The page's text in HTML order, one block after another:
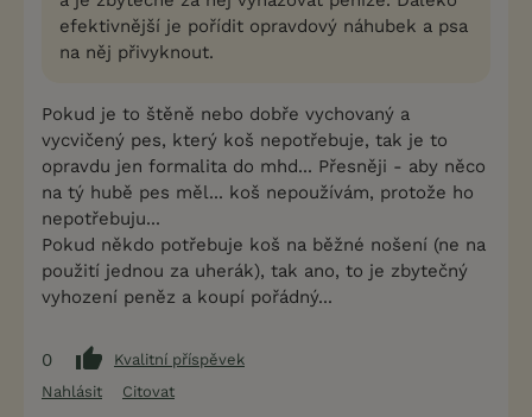
efektivnější je pořídit opravdový náhubek a psa
na něj přivyknout.
Pokud je to štěně nebo dobře vychovaný a
vycvičený pes, který koš nepotřebuje, tak je to
opravdu jen formalita do mhd... Přesněji - aby něco
na tý hubě pes měl... koš nepoužívám, protože ho
nepotřebuju...
Pokud někdo potřebuje koš na běžné nošení (ne na
použití jednou za uherák), tak ano, to je zbytečný
vyhození peněz a koupí pořádný...
0
Kvalitní příspěvek
Nahlásit
Citovat